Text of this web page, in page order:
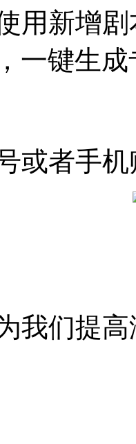
用新增
一键生
或者手
我们提